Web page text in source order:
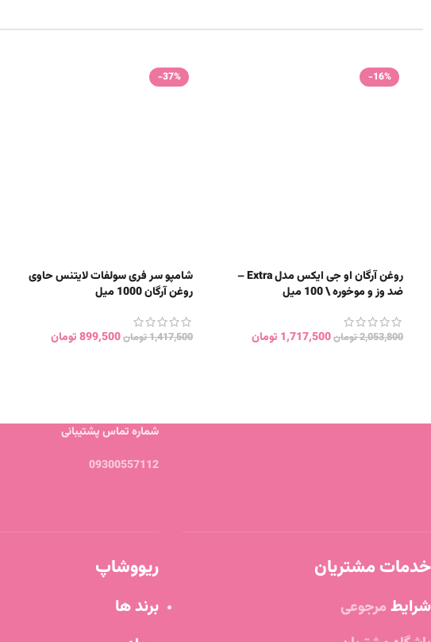
-16%
روغن آرگان او جی ایکس مدل Extra –
ضد وز و موخوره \ 100 میل
2,053,800تومان1,717,500 تومان
-37%
شامپو سر فری سولفات لایتنس حاوی
روغن آرگان 1000 میل
1,417,500تومان899,500تومان
خدمات مشتریان
شرایط مرجوعی
شماره تماس پشتیبانی
09300557112
ریووشاپ
برند ها